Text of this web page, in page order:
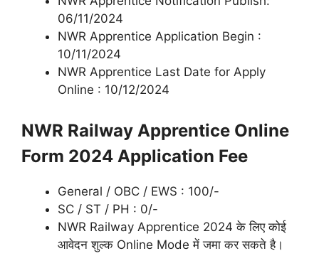
06/11/2024
NWR Apprentice Application Begin :
10/11/2024
NWR Apprentice Last Date for Apply
Online : 10/12/2024
NWR Railway Apprentice Online
Form 2024 Application Fee
General / OBC / EWS : 100/-
SC / ST / PH : 0/-
NWR Railway Apprentice 2024 के लिए कोई
आवेदन शुल्क Online Mode में जमा कर सकते है।